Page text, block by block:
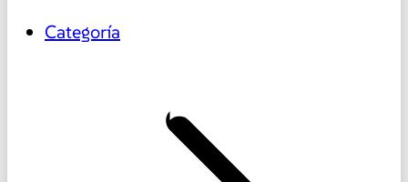
Categoría